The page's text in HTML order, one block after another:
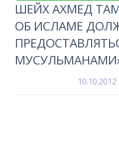
ШЕЙХ АХМЕД
ОБ ИСЛАМЕ
10.10.2012